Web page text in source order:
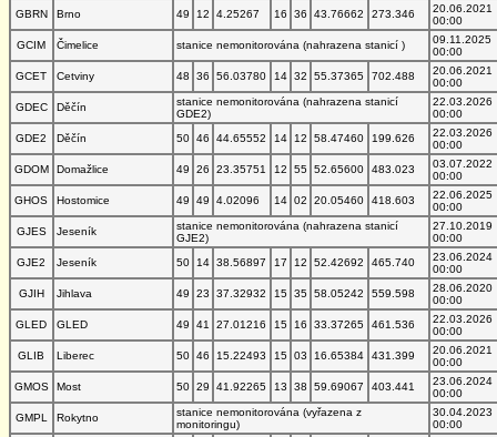
GBRN
Brno 49 12 4.25267 16 36 43.76662 273.346
20.06.2021
00:00
GCIM
Čimelice stanice nemonitorována (nahrazena stanicí )
09.11.2025
00:00
GCET
Cetviny 48 36 56.03780 14 32 55.37365 702.488
20.06.2021
00:00
GDEC
Děčín
stanice nemonitorována (nahrazena stanicí
GDE2)
22.03.2026
00:00
GDE2
Děčín 50 46 44.65552 14 12 58.47460 199.626
22.03.2026
00:00
GDOM
Domažlice 49 26 23.35751 12 55 52.65600 483.023
03.07.2022
00:00
GHOS
Hostomice 49 49 4.02096 14 02 20.05460 418.603
22.06.2025
00:00
GJES
Jeseník
stanice nemonitorována (nahrazena stanicí
GJE2)
27.10.2019
00:00
GJE2
Jeseník 50 14 38.56897 17 12 52.42692 465.740
23.06.2024
00:00
GJIH
Jihlava 49 23 37.32932 15 35 58.05242 559.598
28.06.2020
00:00
GLED
GLED 49 41 27.01216 15 16 33.37265 461.536
22.03.2026
00:00
GLIB
Liberec 50 46 15.22493 15 03 16.65384 431.399
20.06.2021
00:00
GMOS
Most 50 29 41.92265 13 38 59.69067 403.441
23.06.2024
00:00
GMPL
Rokytno
stanice nemonitorována (vyřazena z
monitoringu)
30.04.2023
00:00